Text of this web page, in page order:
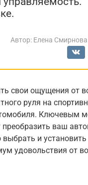
Автор: Елена Смирнова
свои ощущения от
руля на
Ключевым
ваш
и установить
удовольствия от